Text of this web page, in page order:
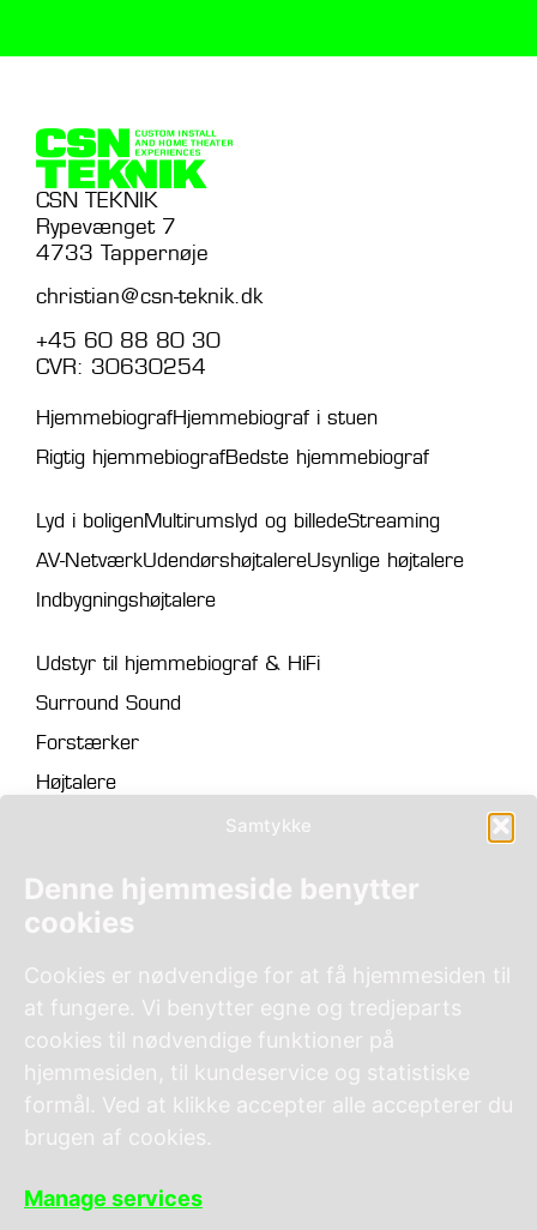
Samtykke
Denne hjemmeside benytter
cookies
Cookies er nødvendige for at få hjemmesiden til
at fungere. Vi benytter egne og tredjeparts
cookies til nødvendige funktioner på
hjemmesiden, til kundeservice og statistiske
formål. Ved at klikke accepter alle accepterer du
brugen af cookies.
Manage services
CSN TEKNIK
Rypevænget 7
4733 Tappernøje
christian@csn-teknik.dk
+45 60 88 80 30
CVR: 30630254
HjemmebiografHjemmebiograf i stuen
Rigtig hjemmebiografBedste hjemmebiograf
Lyd i boligenMultirumslyd og billedeStreaming
AV-NetværkUdendørshøjtalereUsynlige højtalere
Indbygningshøjtalere
Udstyr til hjemmebiograf & HiFi
Surround Sound
Forstærker
Højtalere
Skærme
Videoprocessor
Fjernbetjening
Kontakt